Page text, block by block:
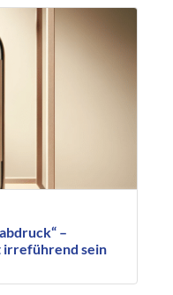
–
irreführend sein